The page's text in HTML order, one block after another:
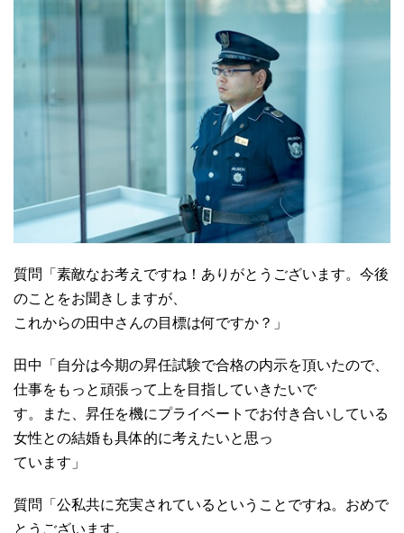
質問「素敵なお考えですね！ありがとうございます。今後
のことをお聞きしますが、
これからの田中さんの目標は何ですか？」
田中「自分は今期の昇任試験で合格の内示を頂いたので、
仕事をもっと頑張って上を目指していきたいで
す。また、昇任を機にプライベートでお付き合いしている
女性との結婚も具体的に考えたいと思っ
ています」
質問「公私共に充実されているということですね。おめで
とうございます。